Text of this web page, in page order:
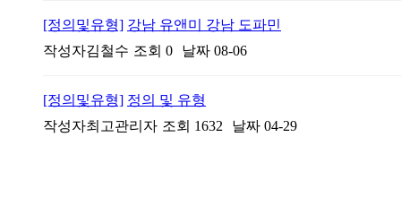
[정의및유형] 강남 유앤미 강남 도파민
작성자김철수 조회 0 날짜 08-06
[정의및유형] 정의 및 유형
작성자최고관리자 조회 1632 날짜 04-29